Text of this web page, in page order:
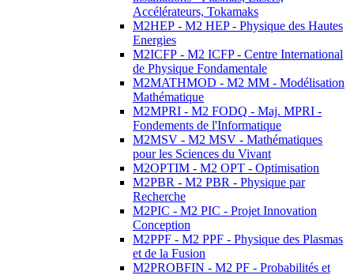
Accélérateurs, Tokamaks
M2HEP - M2 HEP - Physique des Hautes
Energies
M2ICFP - M2 ICFP - Centre International
de Physique Fondamentale
M2MATHMOD - M2 MM - Modélisation
Mathématique
M2MPRI - M2 FODQ - Maj. MPRI -
Fondements de l'Informatique
M2MSV - M2 MSV - Mathématiques
pour les Sciences du Vivant
M2OPTIM - M2 OPT - Optimisation
M2PBR - M2 PBR - Physique par
Recherche
M2PIC - M2 PIC - Projet Innovation
Conception
M2PPF - M2 PPF - Physique des Plasmas
et de la Fusion
M2PROBFIN - M2 PF - Probabilités et